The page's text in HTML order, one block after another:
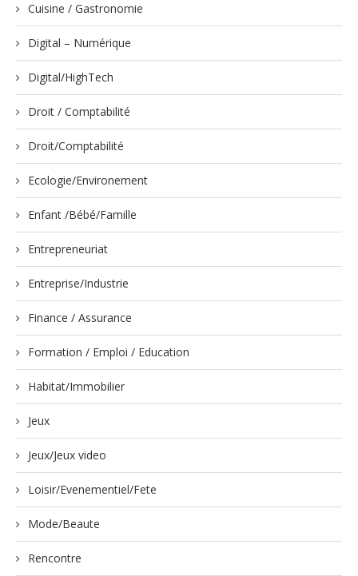
Cuisine / Gastronomie
Digital – Numérique
Digital/HighTech
Droit / Comptabilité
Droit/Comptabilité
Ecologie/Environement
Enfant /Bébé/Famille
Entrepreneuriat
Entreprise/Industrie
Finance / Assurance
Formation / Emploi / Education
Habitat/Immobilier
Jeux
Jeux/Jeux video
Loisir/Evenementiel/Fete
Mode/Beaute
Rencontre